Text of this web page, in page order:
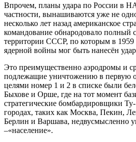
Впрочем, планы удара по России в
частности, вынашиваются уже не
несколько лет назад американское
командование обнародовало полный
территории СССР, по которым в 1959
ядерной войны мог быть нанесён
Это преимущественно аэродромы и
подлежащие уничтожению в первую
целями номер 1 и 2 в списке были
Быхове и Орше, где на тот момент
стратегические бомбардировщики
городах, таких как Москва, Пекин,
Берлин и Варшава, недвусмысленно
–«население».